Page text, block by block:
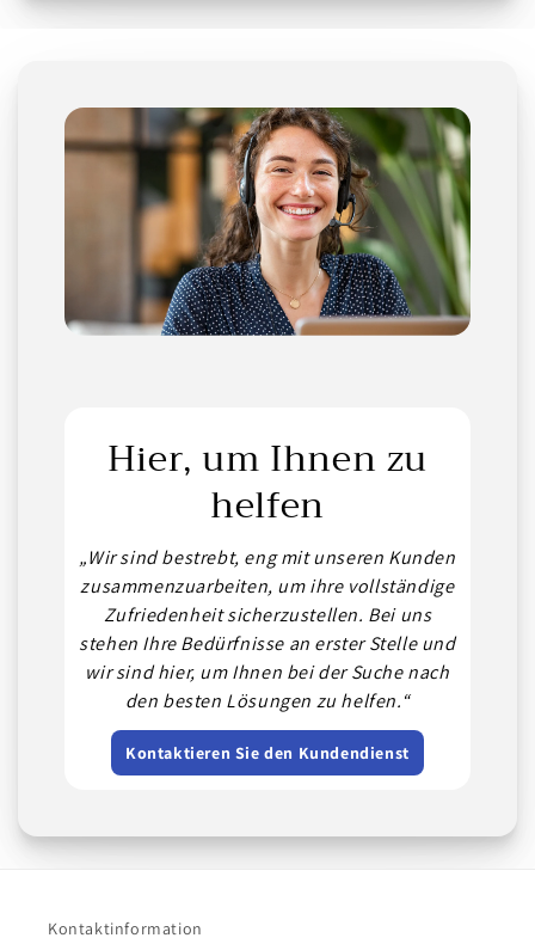
Hier, um Ihnen zu
helfen
„Wir sind bestrebt, eng mit unseren Kunden
zusammenzuarbeiten, um ihre vollständige
Zufriedenheit sicherzustellen. Bei uns
stehen Ihre Bedürfnisse an erster Stelle und
wir sind hier, um Ihnen bei der Suche nach
den besten Lösungen zu helfen.“
Kontaktieren Sie den Kundendienst
Kontaktinformation